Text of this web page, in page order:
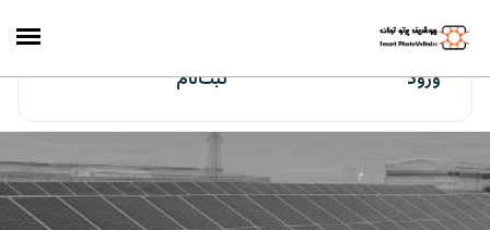
ایران‌سولار
ورود ثبت‌نام